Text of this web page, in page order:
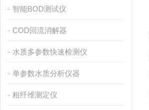
智能BOD测试仪
COD回流消解器
水质多参数快速检测仪
单参数水质分析仪器
粗纤维测定仪